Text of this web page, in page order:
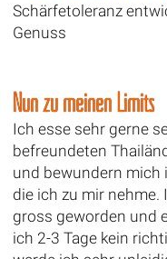
Schärfetoleranz
Genuss
Nun zu meinen Limits
Ich esse sehr gerne
befreundeten
und bewundern mich
die ich zu mir
gross geworden und
ich 2-3 Tage kein